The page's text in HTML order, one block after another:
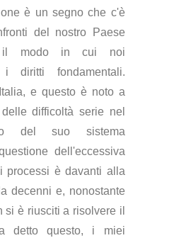
è un segno che c'è
del nostro Paese
il modo in cui noi
i diritti fondamentali.
e questo è noto a
difficoltà serie nel
del suo sistema
dell'eccessiva
processi è davanti alla
decenni e, nonostante
si è riusciti a risolvere il
detto questo, i miei